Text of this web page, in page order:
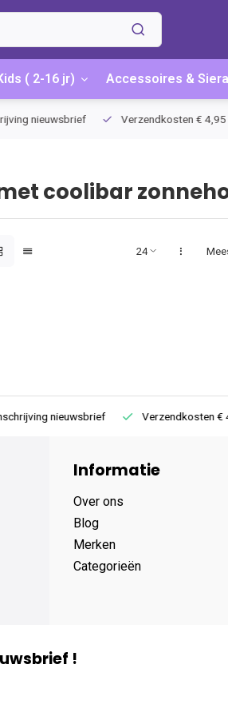
( 2-16 jr) Accessoires &
nieuwsbrief Verzendkosten € 4,95 /
coolibar
nieuwsbrief Verzendkosten € 4,95
Informatie
Over ons
Blog
Merken
Categorieën
!